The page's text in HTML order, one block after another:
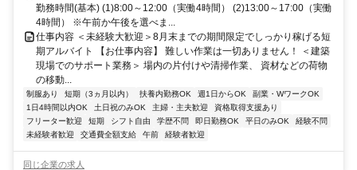
勤務時間(基本) (1)8:00～12:00（実働4時間） (2)13:00～17:00（実働
4時間） ※午前か午後を選べま...
仕事内容 ＜未経験大歓迎＞8月末までの期間限定でしっかり稼げる短
期アルバイト 【お仕事内容】 難しい作業は一切ありません！ ＜建築
現場でのサポート業務＞ 場内の片付けや清掃作業、 資材などの荷物
の移動...
制服あり 短期（3ヵ月以内） 扶養内勤務OK 週1日からOK
副業・WワークOK
1日4時間以内OK
土日祝のみOK 主婦・主夫歓迎
資格取得支援あり
フリーター歓迎
短期 シフト自由 学歴不問 即日勤務OK 平日のみOK
経験不問
未経験者歓迎
交通費全額支給 午前 経験者歓迎
同じ企業の求人